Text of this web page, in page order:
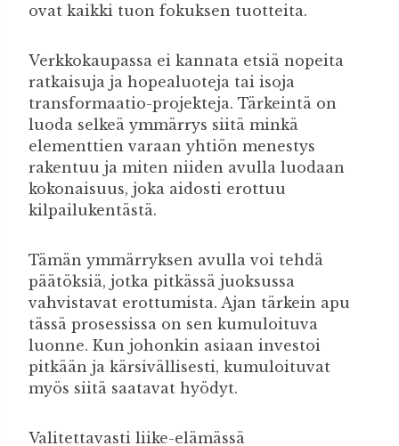
ovat kaikki tuon fokuksen tuotteita.
Verkkokaupassa ei kannata etsiä nopeita
ratkaisuja ja hopealuoteja tai isoja
transformaatio-projekteja. Tärkeintä on
luoda selkeä ymmärrys siitä minkä
elementtien varaan yhtiön menestys
rakentuu ja miten niiden avulla luodaan
kokonaisuus, joka aidosti erottuu
kilpailukentästä.
Tämän ymmärryksen avulla voi tehdä
päätöksiä, jotka pitkässä juoksussa
vahvistavat erottumista. Ajan tärkein apu
tässä prosessissa on sen kumuloituva
luonne. Kun johonkin asiaan investoi
pitkään ja kärsivällisesti, kumuloituvat
myös siitä saatavat hyödyt.
Valitettavasti liike-elämässä